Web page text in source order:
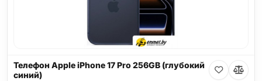
Телефон Apple iPhone 17 Pro 256GB (глубокий
синий)